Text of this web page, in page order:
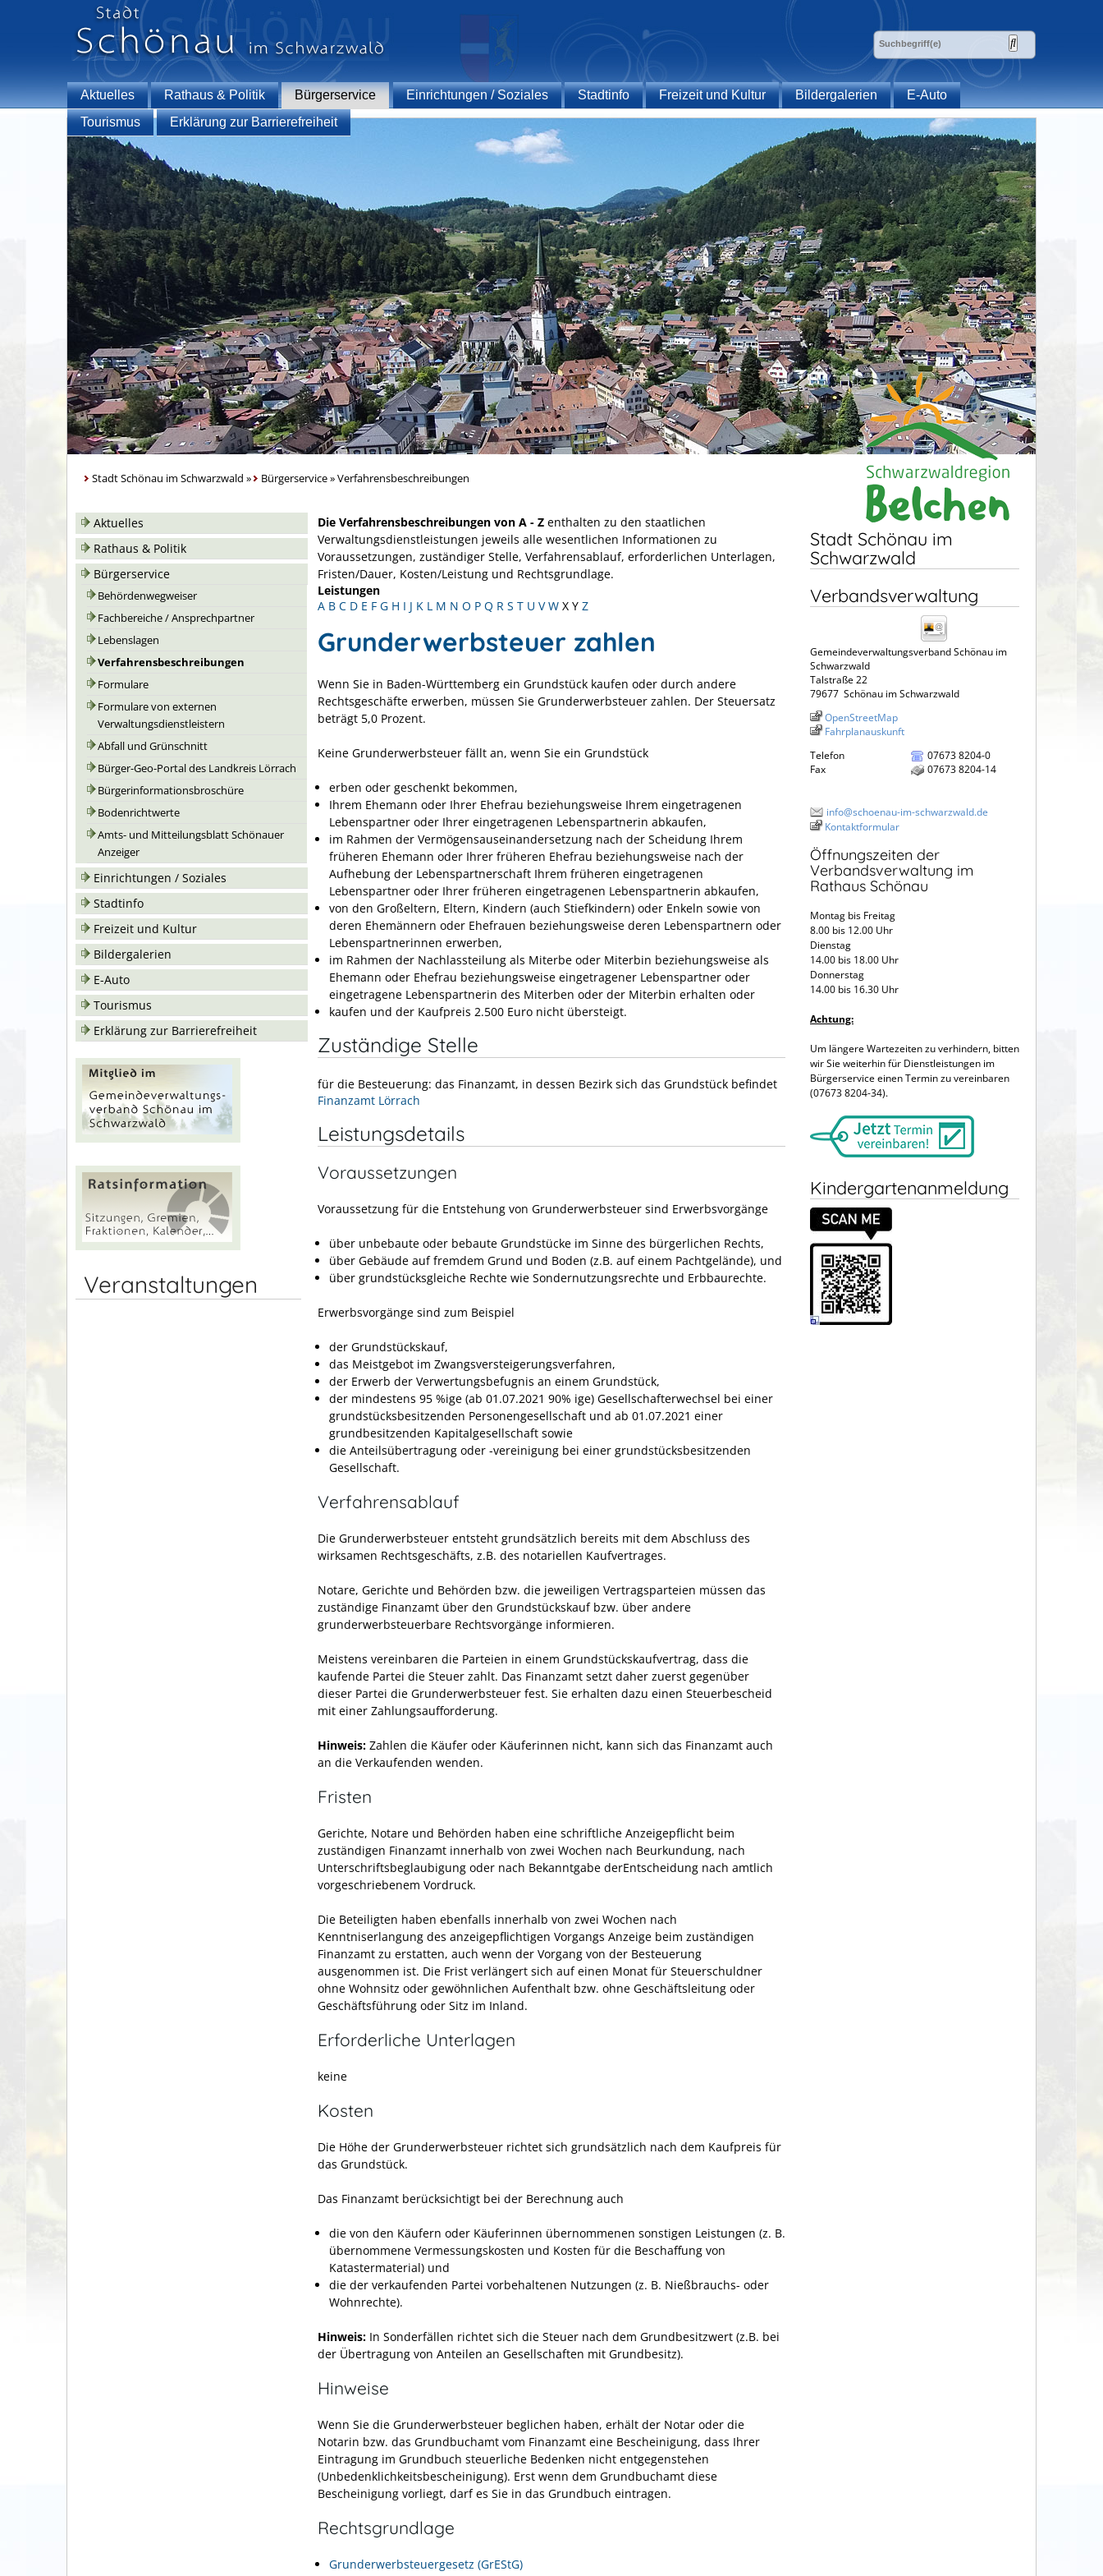
Aktuelles Rathaus & Politik Bürgerservice Einrichtungen / Soziales Stadtinfo Freizeit und Kultur Bildergalerien
E-Auto
Tourismus
Erklärung zur Barrierefreiheit
Stadt Schönau im Schwarzwald » Bürgerservice»Verfahrensbeschreibungen
Aktuelles
Rathaus & Politik
Bürgerservice
Behördenwegweiser
Fachbereiche / Ansprechpartner
Lebenslagen
Verfahrensbeschreibungen
Formulare
Formulare von externen
Verwaltungsdienstleistern
Abfall und Grünschnitt
Bürger-Geo-Portal des Landkreis Lörrach
Bürgerinformationsbroschüre
Bodenrichtwerte
Amts- und Mitteilungsblatt Schönauer
Anzeiger
Einrichtungen / Soziales
Stadtinfo
Freizeit und Kultur
Bildergalerien
E-Auto
Tourismus
Erklärung zur Barrierefreiheit
Veranstaltungen
Die Verfahrensbeschreibungen von A - Z enthalten zu den staatlichen
Verwaltungsdienstleistungen jeweils alle wesentlichen Informationen zu
Voraussetzungen, zuständiger Stelle, Verfahrensablauf, erforderlichen Unterlagen,
Fristen/Dauer, Kosten/Leistung und Rechtsgrundlage.
Leistungen
A B C D E F G H I J K L M N O P Q R S T U V W X Y Z
Grunderwerbsteuer zahlen
Wenn Sie in Baden-Württemberg ein Grundstück kaufen oder durch andere
Rechtsgeschäfte erwerben, müssen Sie Grunderwerbsteuer zahlen. Der Steuersatz
beträgt 5,0 Prozent.
Keine Grunderwerbsteuer fällt an, wenn Sie ein Grundstück
erben oder geschenkt bekommen,
Ihrem Ehemann oder Ihrer Ehefrau beziehungsweise Ihrem eingetragenen
Lebenspartner oder Ihrer eingetragenen Lebenspartnerin abkaufen,
im Rahmen der Vermögensauseinandersetzung nach der Scheidung Ihrem
früheren Ehemann oder Ihrer früheren Ehefrau beziehungsweise nach der
Aufhebung der Lebenspartnerschaft Ihrem früheren eingetragenen
Lebenspartner oder Ihrer früheren eingetragenen Lebenspartnerin abkaufen,
von den Großeltern, Eltern, Kindern (auch Stiefkindern) oder Enkeln sowie von
deren Ehemännern oder Ehefrauen beziehungsweise deren Lebenspartnern oder
Lebenspartnerinnen erwerben,
im Rahmen der Nachlassteilung als Miterbe oder Miterbin beziehungsweise als
Ehemann oder Ehefrau beziehungsweise eingetragener Lebenspartner oder
eingetragene Lebenspartnerin des Miterben oder der Miterbin erhalten oder
kaufen und der Kaufpreis 2.500 Euro nicht übersteigt.
Zuständige Stelle
für die Besteuerung: das Finanzamt, in dessen Bezirk sich das Grundstück befindet
Finanzamt Lörrach
Leistungsdetails
Voraussetzungen
Voraussetzung für die Entstehung von Grunderwerbsteuer sind Erwerbsvorgänge
über unbebaute oder bebaute Grundstücke im Sinne des bürgerlichen Rechts,
über Gebäude auf fremdem Grund und Boden (z.B. auf einem Pachtgelände), und
über grundstücksgleiche Rechte wie Sondernutzungsrechte und Erbbaurechte.
Erwerbsvorgänge sind zum Beispiel
der Grundstückskauf,
das Meistgebot im Zwangsversteigerungsverfahren,
der Erwerb der Verwertungsbefugnis an einem Grundstück,
der mindestens 95 %ige (ab 01.07.2021 90% ige) Gesellschafterwechsel bei einer
grundstücksbesitzenden Personengesellschaft und ab 01.07.2021 einer
grundbesitzenden Kapitalgesellschaft sowie
die Anteilsübertragung oder -vereinigung bei einer grundstücksbesitzenden
Gesellschaft.
Verfahrensablauf
Die Grunderwerbsteuer entsteht grundsätzlich bereits mit dem Abschluss des
wirksamen Rechtsgeschäfts, z.B. des notariellen Kaufvertrages.
Notare, Gerichte und Behörden bzw. die jeweiligen Vertragsparteien müssen das
zuständige Finanzamt über den Grundstückskauf bzw. über andere
grunderwerbsteuerbare Rechtsvorgänge informieren.
Meistens vereinbaren die Parteien in einem Grundstückskaufvertrag, dass die
kaufende Partei die Steuer zahlt. Das Finanzamt setzt daher zuerst gegenüber
dieser Partei die Grunderwerbsteuer fest. Sie erhalten dazu einen Steuerbescheid
mit einer Zahlungsaufforderung.
Hinweis: Zahlen die Käufer oder Käuferinnen nicht, kann sich das Finanzamt auch
an die Verkaufenden wenden.
Fristen
Gerichte, Notare und Behörden haben eine schriftliche Anzeigepflicht beim
zuständigen Finanzamt innerhalb von zwei Wochen nach Beurkundung, nach
Unterschriftsbeglaubigung oder nach Bekanntgabe derEntscheidung nach amtlich
vorgeschriebenem Vordruck.
Die Beteiligten haben ebenfalls innerhalb von zwei Wochen nach
Kenntniserlangung des anzeigepflichtigen Vorgangs Anzeige beim zuständigen
Finanzamt zu erstatten, auch wenn der Vorgang von der Besteuerung
ausgenommen ist. Die Frist verlängert sich auf einen Monat für Steuerschuldner
ohne Wohnsitz oder gewöhnlichen Aufenthalt bzw. ohne Geschäftsleitung oder
Geschäftsführung oder Sitz im Inland.
Erforderliche Unterlagen
keine
Kosten
Die Höhe der Grunderwerbsteuer richtet sich grundsätzlich nach dem Kaufpreis für
das Grundstück.
Das Finanzamt berücksichtigt bei der Berechnung auch
die von den Käufern oder Käuferinnen übernommenen sonstigen Leistungen (z. B.
übernommene Vermessungskosten und Kosten für die Beschaffung von
Katastermaterial) und
die der verkaufenden Partei vorbehaltenen Nutzungen (z. B. Nießbrauchs- oder
Wohnrechte).
Hinweis: In Sonderfällen richtet sich die Steuer nach dem Grundbesitzwert (z.B. bei
der Übertragung von Anteilen an Gesellschaften mit Grundbesitz).
Hinweise
Wenn Sie die Grunderwerbsteuer beglichen haben, erhält der Notar oder die
Notarin bzw. das Grundbuchamt vom Finanzamt eine Bescheinigung, dass Ihrer
Eintragung im Grundbuch steuerliche Bedenken nicht entgegenstehen
(Unbedenklichkeitsbescheinigung). Erst wenn dem Grundbuchamt diese
Bescheinigung vorliegt, darf es Sie in das Grundbuch eintragen.
Rechtsgrundlage
Grunderwerbsteuergesetz (GrEStG)
Stadt Schönau im
Schwarzwald
Verbandsverwaltung
Gemeindeverwaltungsverband Schönau im
Schwarzwald
Talstraße 22
79677 Schönau im Schwarzwald
OpenStreetMap
Fahrplanauskunft
Telefon
07673 8204-0
Fax
07673 8204-14
info@schoenau-im-schwarzwald.de
Kontaktformular
Öffnungszeiten der
Verbandsverwaltung im
Rathaus Schönau
Montag bis Freitag
8.00 bis 12.00 Uhr
Dienstag
14.00 bis 18.00 Uhr
Donnerstag
14.00 bis 16.30 Uhr
Achtung:
Um längere Wartezeiten zu verhindern, bitten
wir Sie weiterhin für Dienstleistungen im
Bürgerservice einen Termin zu vereinbaren
(07673 8204-34).
Kindergartenanmeldung